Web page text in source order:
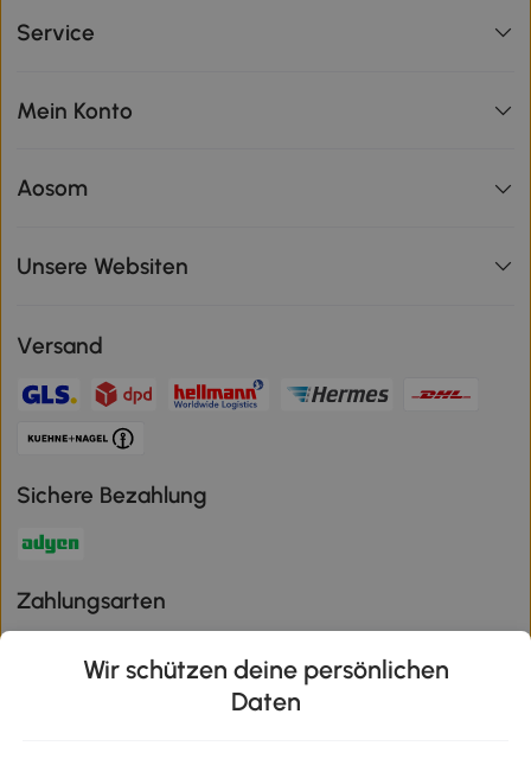
Service
Mein Konto
Aosom
Unsere Websiten
Versand
Sichere Bezahlung
Zahlungsarten
Wir schützen deine persönlichen
Daten